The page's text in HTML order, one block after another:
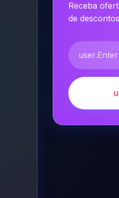
Receba
de descontos